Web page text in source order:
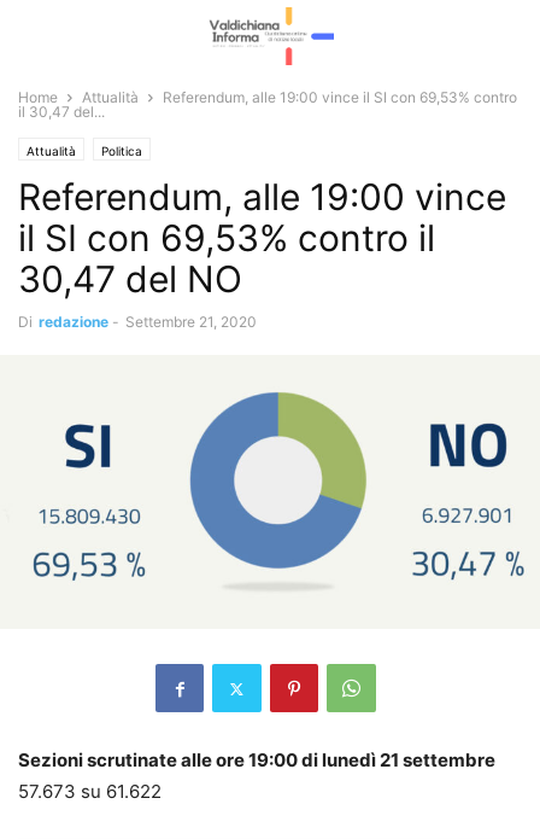
Home Attualità
Referendum, alle 19:00 vince il SI con 69,53% contro
il 30,47 del...
Attualità Politica
Referendum, alle 19:00 vince
il SI con 69,53% contro il
30,47 del NO
Di redazione - Settembre 21, 2020
Sezioni scrutinate alle ore 19:00 di lunedì 21 settembre
57.673 su 61.622